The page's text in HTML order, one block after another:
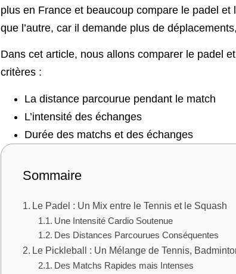
plus en France et beaucoup compare le padel
que l’autre, car il demande plus de
Dans cet article, nous allons comparer le padel
critères :
La distance parcourue pendant le match
L’intensité des échanges
Durée des matchs et des échanges
Sommaire
Le Padel : Un Mix entre le Tennis et le Squash
Une Intensité Cardio Soutenue
Des Distances Parcourues Conséquentes
Le Pickleball : Un Mélange de Tennis,
Des Matchs Rapides mais Intenses